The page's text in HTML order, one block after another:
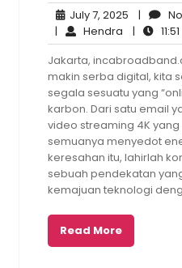
July 7, 2025 July
7,
2025
|
| Hendra Hendra
|
Jakarta,
makin serba digital, kita
segala sesuatu yang
karbon. Dari satu email
video streaming 4K
semuanya menyedot
keresahan itu, lahirlah
sebuah pendekatan
kemajuan teknologi
Read More